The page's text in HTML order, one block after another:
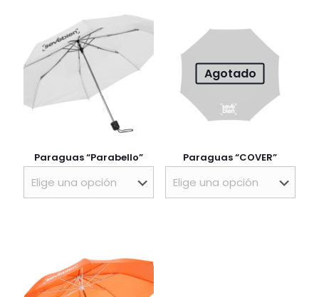
Paraguas “Parabello”
Agotado
Paraguas “COVER”